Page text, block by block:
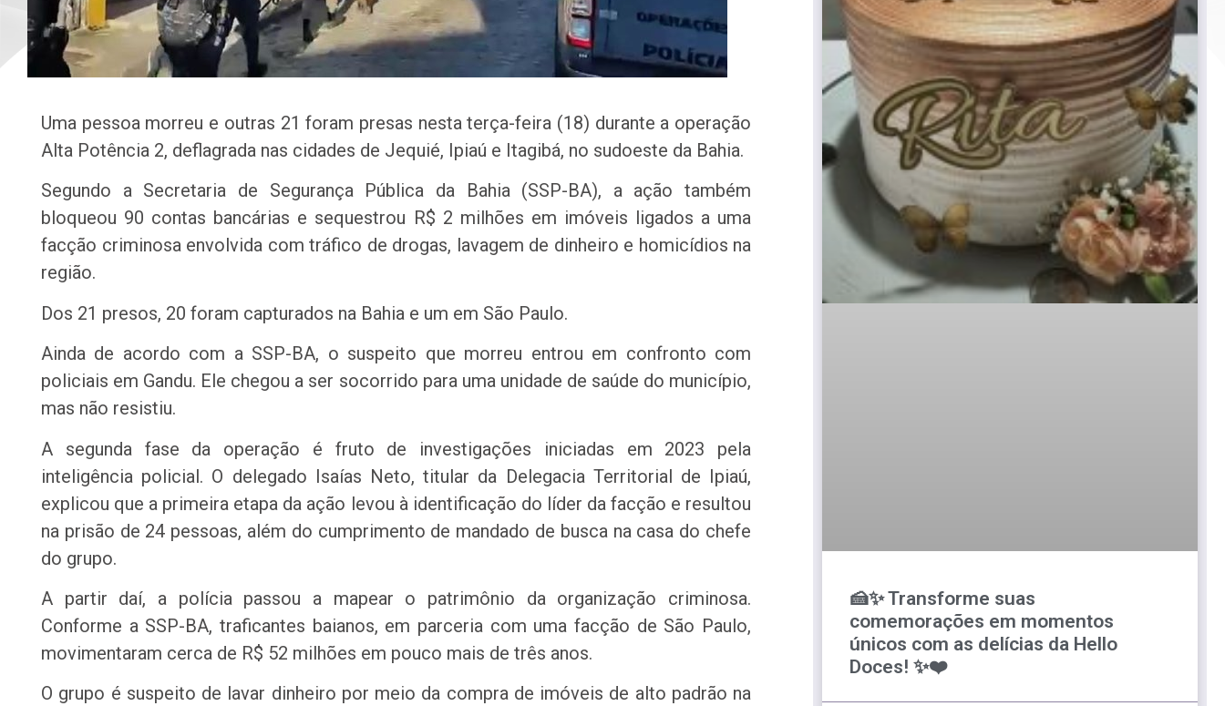
Uma pessoa morreu e outras 21 foram presas nesta terça-feira (18) durante a operação
Alta Potência 2, deflagrada nas cidades de Jequié, Ipiaú e Itagibá, no sudoeste da Bahia.
Segundo a Secretaria de Segurança Pública da Bahia (SSP-BA), a ação também
bloqueou 90 contas bancárias e sequestrou R$ 2 milhões em imóveis ligados a uma
facção criminosa envolvida com tráfico de drogas, lavagem de dinheiro e homicídios na
região.
Dos 21 presos, 20 foram capturados na Bahia e um em São Paulo.
Ainda de acordo com a SSP-BA, o suspeito que morreu entrou em confronto com
policiais em Gandu. Ele chegou a ser socorrido para uma unidade de saúde do município,
mas não resistiu.
A segunda fase da operação é fruto de investigações iniciadas em 2023 pela
inteligência policial. O delegado Isaías Neto, titular da Delegacia Territorial de Ipiaú,
explicou que a primeira etapa da ação levou à identificação do líder da facção e resultou
na prisão de 24 pessoas, além do cumprimento de mandado de busca na casa do chefe
do grupo.
A partir daí, a polícia passou a mapear o patrimônio da organização criminosa.
Conforme a SSP-BA, traficantes baianos, em parceria com uma facção de São Paulo,
movimentaram cerca de R$ 52 milhões em pouco mais de três anos.
O grupo é suspeito de lavar dinheiro por meio da compra de imóveis de alto padrão na
🍰✨ Transforme suas
comemorações em momentos
únicos com as delícias da Hello
Doces! ✨❤️